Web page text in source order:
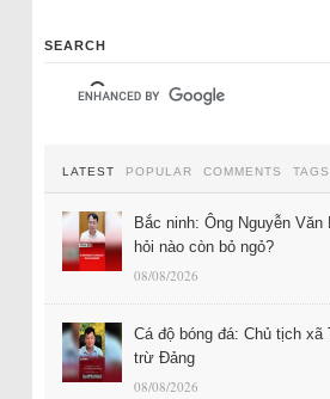
SEARCH
LATEST POPULAR COMMENTS TAGS
Bắc ninh: Ông Nguyễn
hỏi nào còn bỏ ngỏ?
08/08/2026
Cá độ bóng đá: Chủ tịch xã
trừ Đảng
08/08/2026